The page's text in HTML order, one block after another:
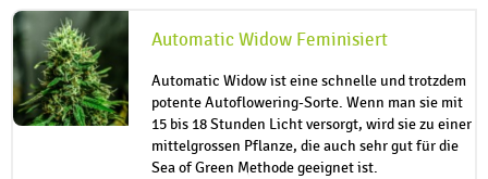
Automatic Widow Feminisiert
Automatic Widow ist eine schnelle und trotzdem
potente Autoflowering-Sorte. Wenn man sie mit
15 bis 18 Stunden Licht versorgt, wird sie zu einer
mittelgrossen Pflanze, die auch sehr gut für die
Sea of Green Methode geeignet ist.